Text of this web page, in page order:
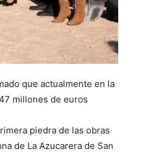
que actualmente en la
millones de euros
piedra de las obras
de La Azucarera de San